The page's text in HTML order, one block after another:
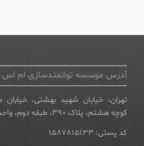
آدرس موسسه توانمندسازی ام اس
تهران، خیابان شهید بهشتی،
کوچه هشتم، پلاک ۳۹۰، طبقه دوم، واحد ۳۷
کد پستی: ۱۵۸۷۸۱۵۱۳۳